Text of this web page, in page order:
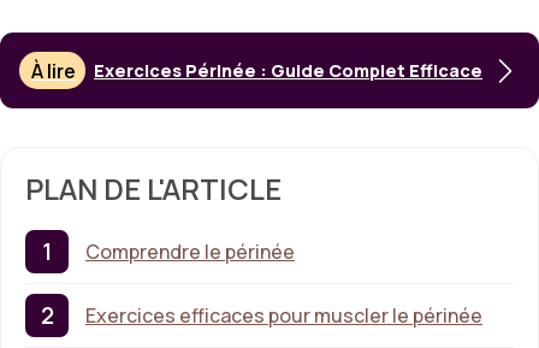
À lire Exercices Périnée : Guide Complet Efficace
PLAN DE L'ARTICLE
Comprendre le périnée
Exercices efficaces pour muscler le périnée